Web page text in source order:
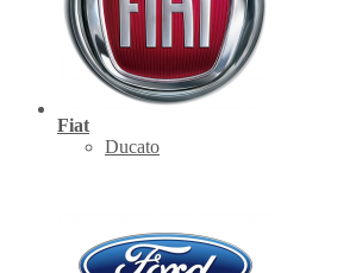
Fiat
Ducato